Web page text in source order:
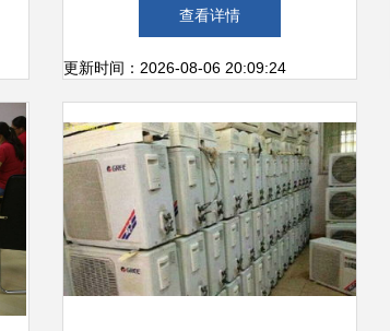
解析
查看详情
更新时间：2026-08-06 20:09:24